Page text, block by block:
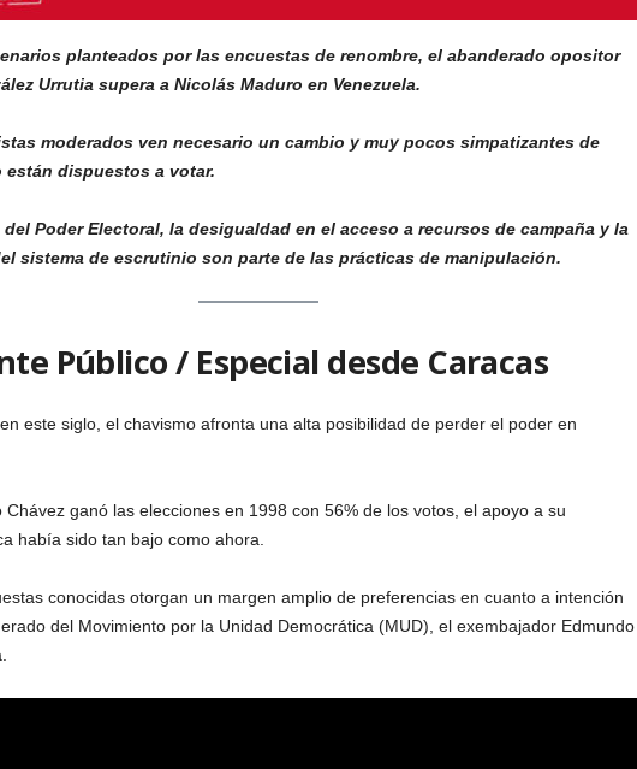
planteados por las encuestas de renombre, el abanderado opositor
Urrutia supera a Nicolás Maduro en Venezuela.
moderados ven necesario un cambio y muy pocos simpatizantes de
están dispuestos a votar.
del Poder Electoral, la desigualdad en el acceso a recursos de campaña y la
sistema de escrutinio son parte de las prácticas de manipulación.
Público / Especial desde Caracas
este siglo, el chavismo afronta una alta posibilidad de perder el poder en
Chávez ganó las elecciones en 1998 con 56% de los votos, el apoyo a su
había sido tan bajo como ahora.
conocidas otorgan un margen amplio de preferencias en cuanto a intención
del Movimiento por la Unidad Democrática (MUD), el exembajador Edmundo